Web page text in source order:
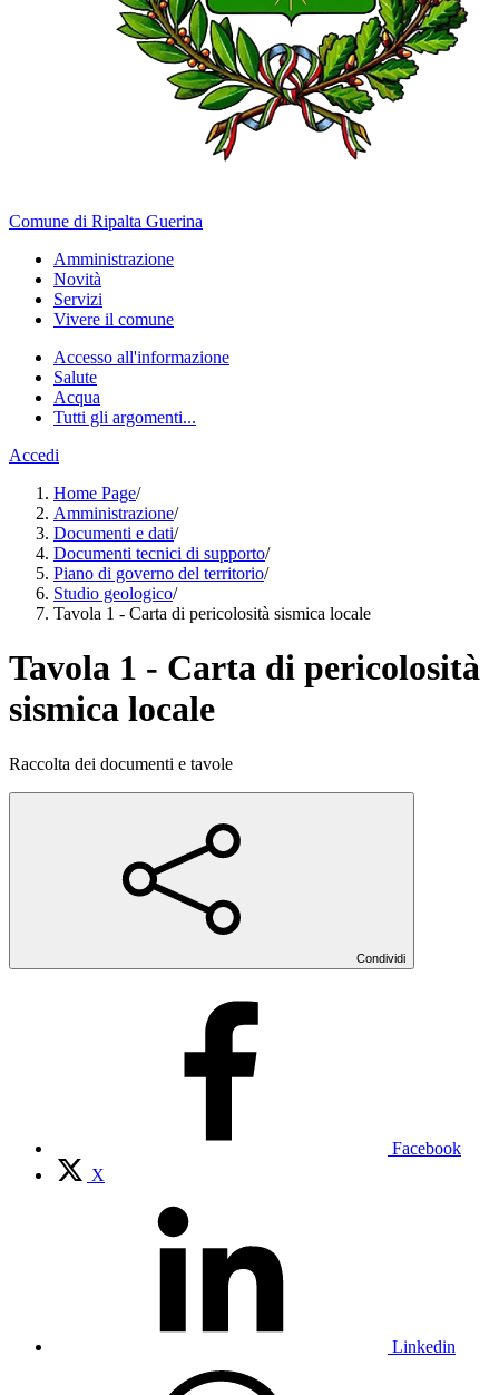
Comune di Ripalta Guerina
Amministrazione
Novità
Servizi
Vivere il comune
Accesso all'informazione
Salute
Acqua
Tutti gli argomenti...
Accedi
Home Page/
Amministrazione/
Documenti e dati/
Documenti tecnici di supporto/
Piano di governo del territorio/
Studio geologico/
Tavola 1 - Carta di pericolosità sismica locale
Tavola 1 - Carta di pericolosità
sismica locale
Raccolta dei documenti e tavole
Condividi
Facebook
X
Linkedin